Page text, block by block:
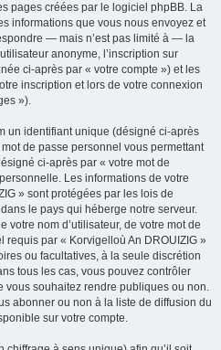
pages créées par le logiciel phpBB. La
informations que vous nous envoyez et
— mais n’est pas limité à — la
anonyme, l’inscription sur
ci-après par « votre compte ») et les
inscription et lors de votre connexion
»).
un identifiant unique (désigné ci-après
de passe personnel vous permettant
ci-après par « votre mot de
Les informations de votre
» sont protégées par les lois de
le pays qui héberge notre serveur.
votre nom d’utilisateur, de votre mot de
par « Korvigelloù An DROUIZIG »
ou facultatives, à la seule discrétion
tous les cas, vous pouvez contrôler
vous souhaitez rendre publiques ou non.
abonner ou non à la liste de diffusion du
sur votre compte.